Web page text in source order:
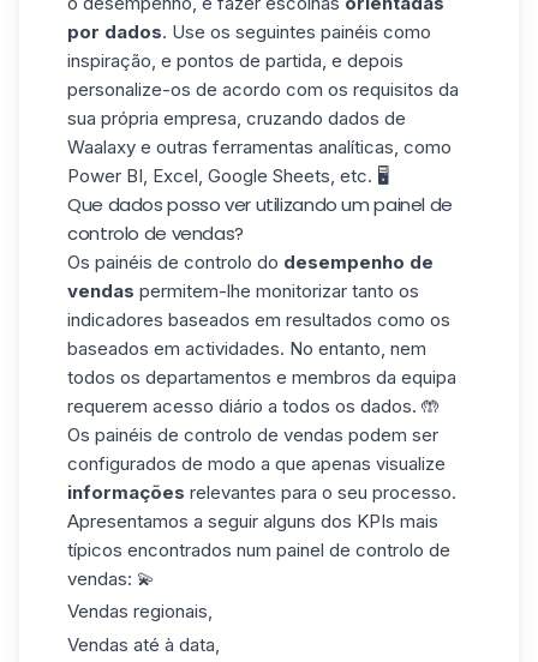
por dados. Use os seguintes painéis como
inspiração, e pontos de partida, e depois
personalize-os de acordo com os requisitos da
sua própria empresa, cruzando dados de
Waalaxy e outras ferramentas analíticas, como
Power BI Excel , Google Sheets, etc. 🖥️
Que dados posso ver utilizando um painel de
controlo de vendas?
Os painéis de controlo do desempenho de
vendas permitem-lhe monitorizar tanto os
indicadores baseados em resultados como os
baseados em actividades. No entanto, nem
todos os departamentos e membros da equipa
requerem acesso diário a todos os dados. 🤲
Os painéis de controlo de vendas podem ser
configurados de modo a que apenas visualize
informações relevantes para o seu processo.
Apresentamos a seguir alguns dos KPIs mais
típicos encontrados num painel de controlo de
vendas: 💫
Vendas regionais,
Vendas até à data,